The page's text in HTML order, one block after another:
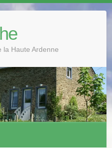
Haute Ardenne